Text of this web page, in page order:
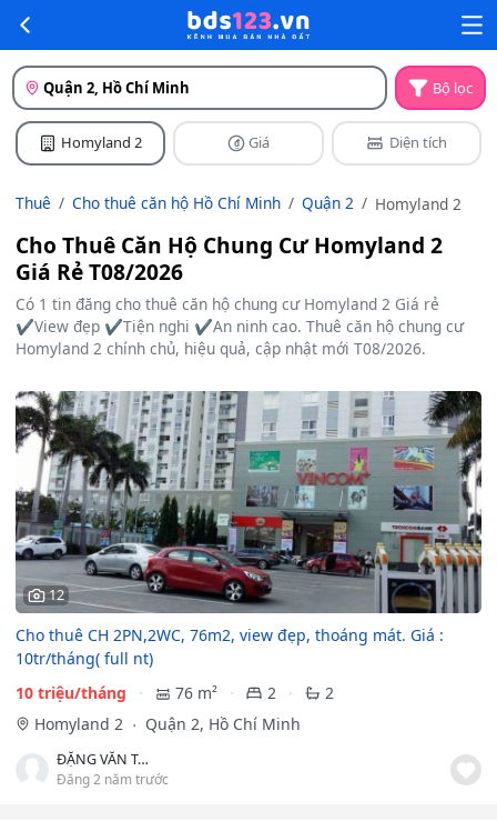
Quận 2, Hồ Chí Minh Bộ lọc
Homyland 2 Giá Diện tích
Thuê Cho thuê căn hộ Hồ Chí Minh Quận 2 Homyland 2
Cho Thuê Căn Hộ Chung Cư Homyland 2
Giá Rẻ T08/2026
Có 1 tin đăng cho thuê căn hộ chung cư Homyland 2 Giá rẻ
✔️View đẹp ✔️Tiện nghi ✔️An ninh cao. Thuê căn hộ chung cư
Homyland 2 chính chủ, hiệu quả, cập nhật mới T08/2026.
12
Cho thuê CH 2PN,2WC, 76m2, view đẹp, thoáng mát. Giá :
10tr/tháng( full nt)
10 triệu/tháng
76 m² 2
2
Homyland 2
Quận 2, Hồ Chí Minh
ĐẶNG VĂN TÁM
Đăng 2 năm trước